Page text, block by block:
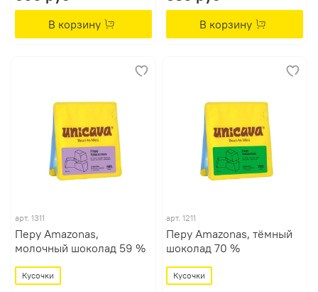
В корзину В корзину
арт. 1311
Перу Amazonas,
молочный шоколад 59 %
Кусочки
арт. 1211
Перу Amazonas, тёмный
шоколад 70 %
Кусочки